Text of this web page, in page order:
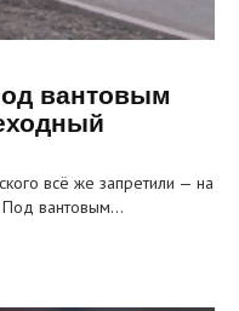
вантовым
всё же запретили — на
Под вантовым…